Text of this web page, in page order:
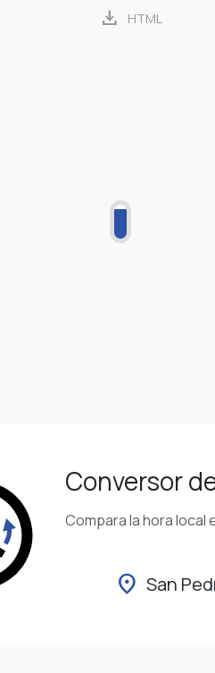
download HTML
Conversor
Compara la hora local
location_on San